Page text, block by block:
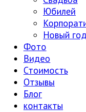
Юбилей
Новый год
Фото
Видео
Стоимость
Отзывы
Блог
контакты